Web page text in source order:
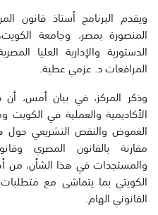
ويقدم البرنامج أستاذ قانون
المنصورة بمصر، وجامعة
الدستورية والإدارية العليا
المرافعات د. عزمي عطية.
وذكر المركز، في بيان أمس،
الأكاديمية والعملية في
الغموض والنقص التشريعي حول
مقارنة بالقانون المصري
والمستجدات في هذا الشأن، من
الكويتي بما يتماشى مع
القانوني الهام.